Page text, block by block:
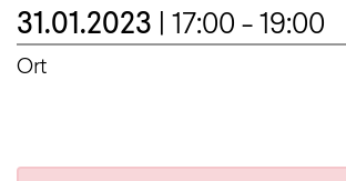
31.01.2023 | 17:00 - 19:00
Ort